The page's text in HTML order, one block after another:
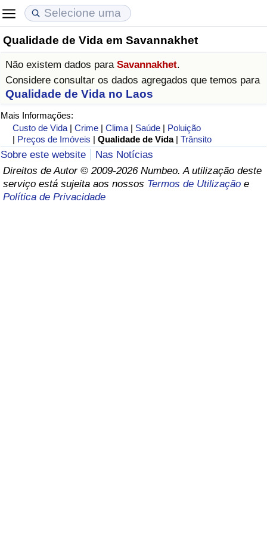
Qualidade de Vida em Savannakhet
Não existem dados para Savannakhet.
Considere consultar os dados agregados que temos para
Qualidade de Vida no Laos
Mais Informações:
Custo de Vida |Crime |Clima | Saúde | Poluição
| Preços de Imóveis |Qualidade de Vida |Trânsito
Sobre este website
Nas Notícias
Direitos de Autor © 2009-2026 Numbeo. A utilização deste
serviço está sujeita aos nossos Termos de Utilização e
Política de Privacidade
Custo de Vida
Indicador de Custo de Vida (Atual)
Indicador de Custo de Vida
Indicador de Custo de Vida Por País
em Aqaba
Preços de Imóveis
Indicador de Preços de Imóveis (Atual)
Indicador de Preços de Imóveis
Indicador de Preços de Imóveis por País
Qualidade de Vida
Indicador de Qualidade de Vida
Indicador de Qualidade de Vida (Atual)
Índice de qualidade de vida por país
Crime
Taxa do Indicador de Crime (Atual)